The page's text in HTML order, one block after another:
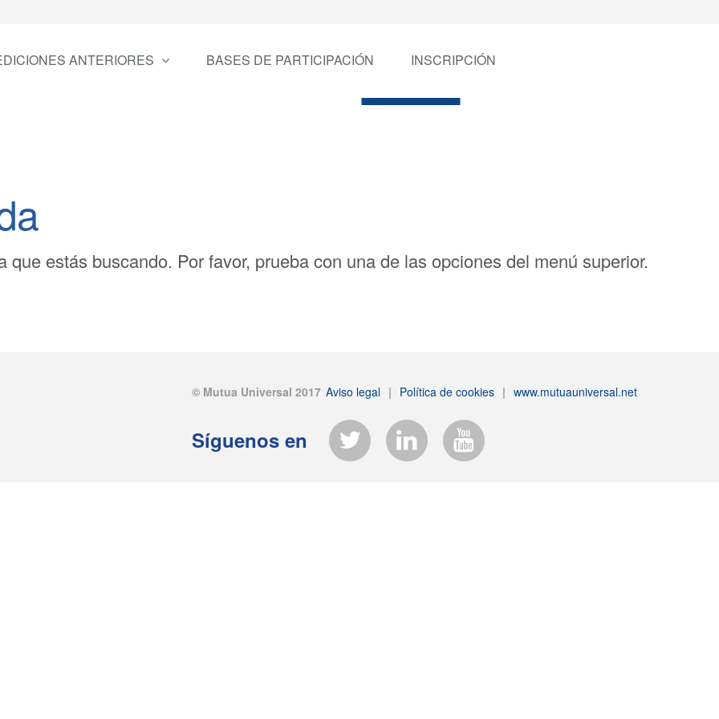
ANTERIORES BASES DE PARTICIPACIÓN INSCRIPCIÓN
estás buscando. Por favor, prueba con una de las opciones del menú superior.
© Mutua Universal 2017 Aviso legal | Política de cookies | www.mutuauniversal.net
Síguenos en